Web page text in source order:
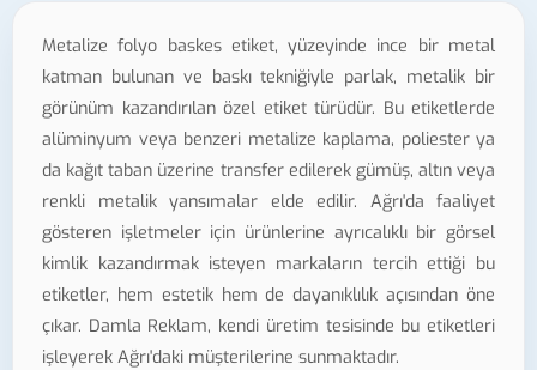
Metalize folyo baskes etiket, yüzeyinde ince bir metal
katman bulunan ve baskı tekniğiyle parlak, metalik bir
görünüm kazandırılan özel etiket türüdür. Bu etiketlerde
alüminyum veya benzeri metalize kaplama, poliester ya
da kağıt taban üzerine transfer edilerek gümüş, altın veya
renkli metalik yansımalar elde edilir. Ağrı'da faaliyet
gösteren işletmeler için ürünlerine ayrıcalıklı bir görsel
kimlik kazandırmak isteyen markaların tercih ettiği bu
etiketler, hem estetik hem de dayanıklılık açısından öne
çıkar. Damla Reklam, kendi üretim tesisinde bu etiketleri
işleyerek Ağrı'daki müşterilerine sunmaktadır.